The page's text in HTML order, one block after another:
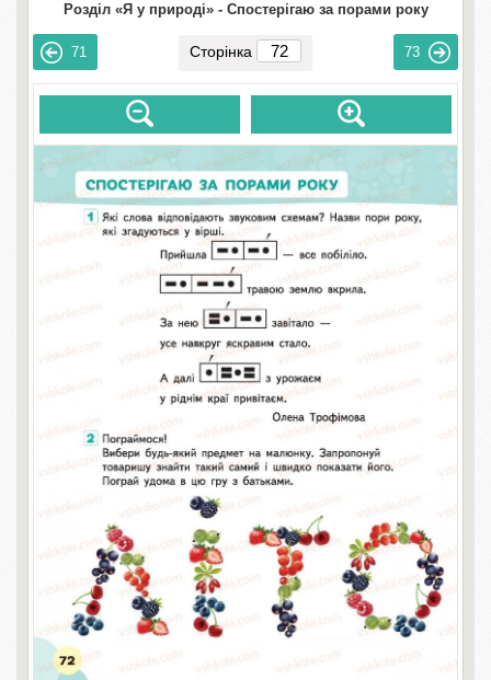
Розділ «Я у природі» - Спостерігаю за порами року
71 Сторінка 73